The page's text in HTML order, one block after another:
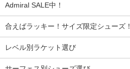
Admiral SALE中！
合えばラッキー！サイズ限定シューズ！
レベル別ラケット選び